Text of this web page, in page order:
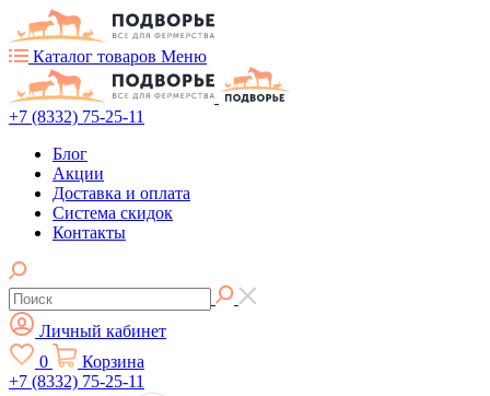
Каталог товаров Меню
+7 (8332) 75-25-11
Блог
Акции
Доставка и оплата
Система скидок
Контакты
Личный кабинет
0
Корзина
+7 (8332) 75-25-11